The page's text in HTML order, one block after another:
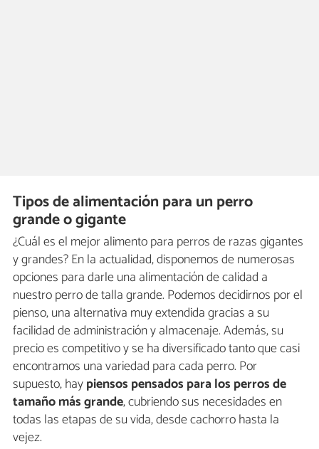
Tipos de alimentación para un perro
grande o gigante
¿Cuál es el mejor alimento para perros de razas gigantes
y grandes? En la actualidad, disponemos de numerosas
opciones para darle una alimentación de calidad a
nuestro perro de talla grande. Podemos decidirnos por el
pienso, una alternativa muy extendida gracias a su
facilidad de administración y almacenaje. Además, su
precio es competitivo y se ha diversificado tanto que casi
encontramos una variedad para cada perro. Por
supuesto, haypiensos pensados para los perros de
tamaño más grande, cubriendo sus necesidades en
todas las etapas de su vida, desde cachorro hasta la
vejez.